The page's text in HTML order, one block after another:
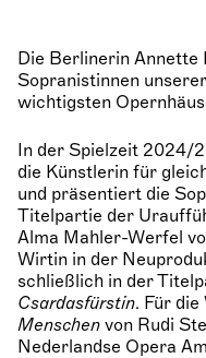
Die Berlinerin Annette
Sopranistinnen
wichtigsten
In der Spielzeit 2024/
die Künstlerin für
und präsentiert die
Titelpartie der
Alma Mahler-Werfel
Wirtin in der
schließlich in der
Csardasfürstin. Für
Menschen von Rudi
Nederlandse Opera